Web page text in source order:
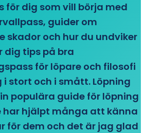
för dig som vill börja med
guider om
skador och hur du undviker
dig tips på bra
för löpare och filosofi
i stort och i smått. Löpning
populära guide för löpning
har hjälpt många att känna
för dem och det är jag glad